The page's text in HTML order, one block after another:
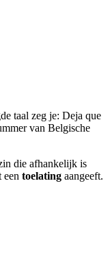
taal zeg je: Deja que
van Belgische
die afhankelijk is
een toelating aangeeft.